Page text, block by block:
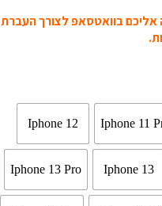
אליכם בוואטסאפ לצורך העברת
Iphone 11
Iphone 12
Iphone 13
Iphone 13 Pro